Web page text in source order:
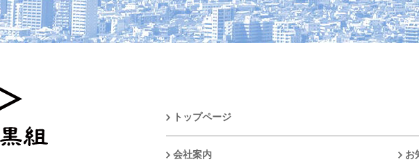
トップページ
会社案内 お